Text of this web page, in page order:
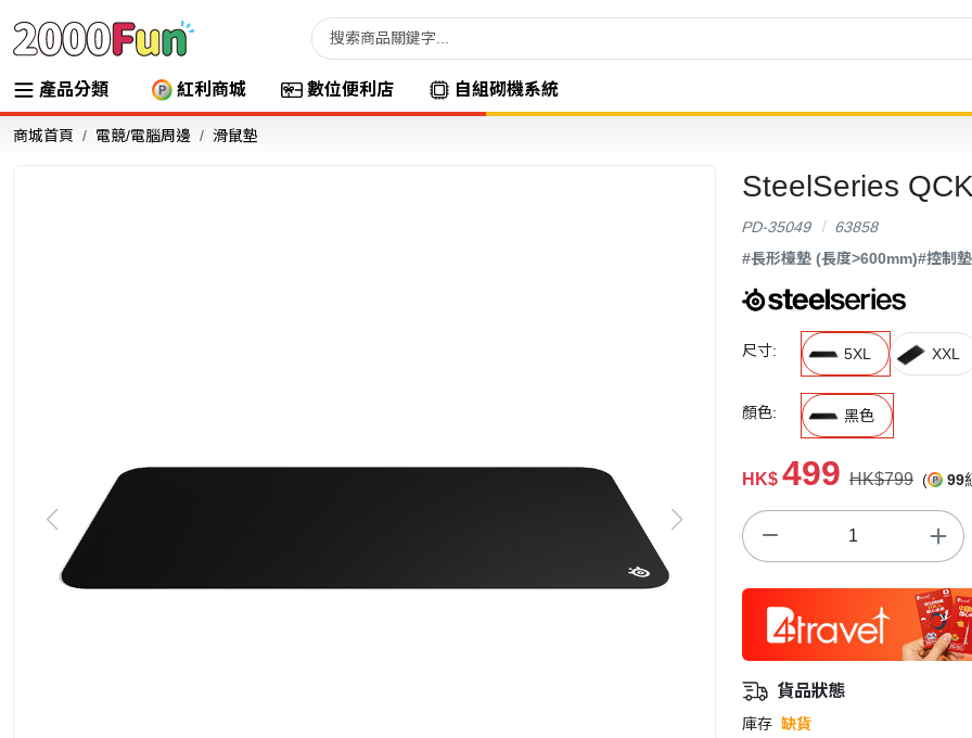
產品分類 紅利商城 數位便利店 自組砌機系統
商城首頁 電競/電腦周邊 滑鼠墊
SteelSeries
PD-35049
63858
#長形檯墊 (長度>600mm)#控制
尺寸: 5XL XXL
顏色: 黑色
HK$ 499 HK$799 ( 99
貨品狀態
庫存 缺貨